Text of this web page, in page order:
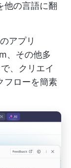
他の言語に翻
アプリ
、その他多
、クリエイ
フローを簡素